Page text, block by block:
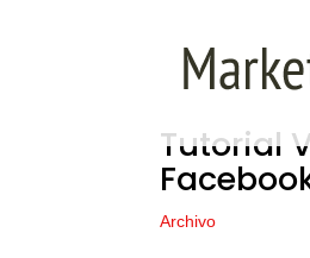
Tutorial
Archivo